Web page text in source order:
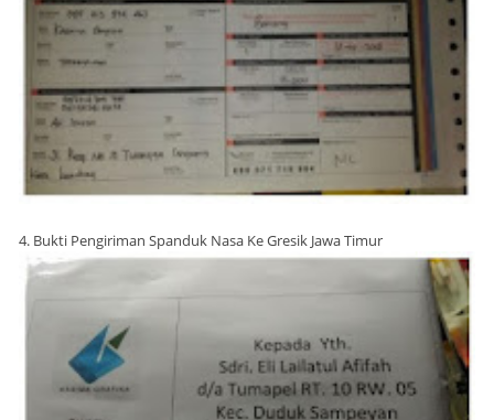
4. Bukti Pengiriman Spanduk Nasa Ke Gresik Jawa Timur